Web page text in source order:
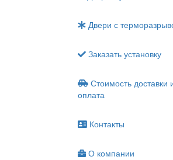
Двери с
Заказать установку
Стоимость доставки
оплата
Контакты
О компании